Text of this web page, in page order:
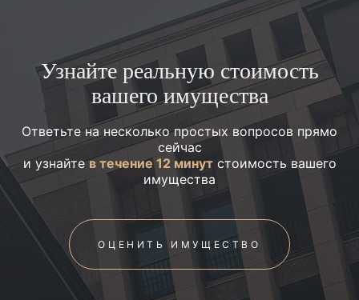
Узнайте реальную стоимость
вашего имущества
Ответьте на несколько простых вопросов прямо
сейчас
и узнайтев течение 12 минутстоимость вашего
имущества
ОЦЕНИТЬ ИМУЩЕСТВО